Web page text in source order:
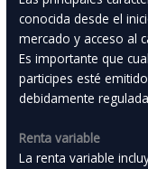
conocida desde el
mercado y acceso al
Es importante que
participes esté
debidamente
Renta variable
La renta variable